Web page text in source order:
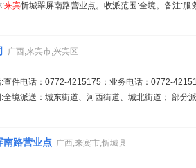
:来宾忻城翠屏南路营业点。收派范围:全境。备注:服
广西,来宾市,兴宾区
查件电话：0772-4215175；业务电话：0772-
全境派送：城东街道、河西街道、城北街道； 部分
南路营业点 广西,来宾市,忻城县